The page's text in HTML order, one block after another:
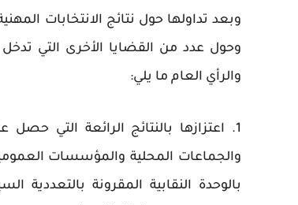
وحول عدد من القضايا الأخرى التي
والرأي العام ما يلي:
1. اعتزازها بالنتائج الرائعة التي
والجماعات المحلية والمؤسسات
بالوحدة النقابية المقرونة بالتعددية